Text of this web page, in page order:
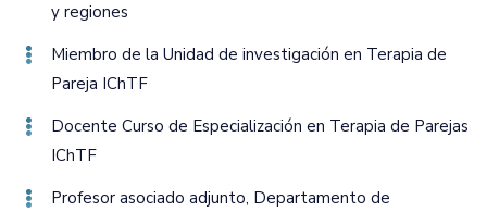
y regiones
Miembro de la Unidad de investigación en Terapia de
Pareja IChTF
Docente Curso de Especialización en Terapia de Parejas
IChTF
Profesor asociado adjunto‚ Departamento de